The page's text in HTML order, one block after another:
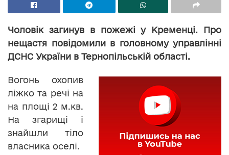
Чоловік загинув в пожежі у Кременці. Про
нещастя повідомили в головному управлінні
ДСНС України в Тернопільській області.
Вогонь охопив
ліжко та речі на
на площі 2 м.кв.
На згарищі і
знайшли тіло
власника оселі.